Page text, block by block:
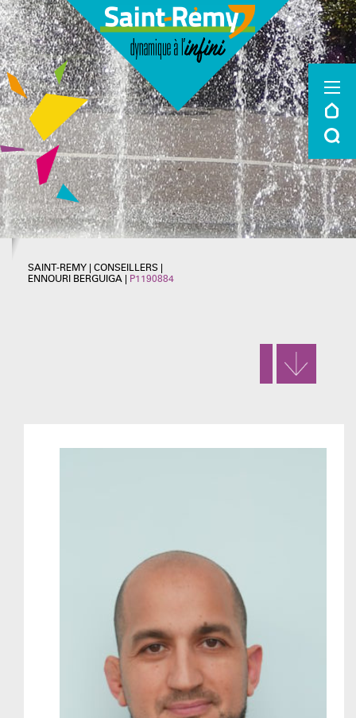
SAINT-REMY CONSEILLERS
ENNOURI BERGUIGA
P1190884